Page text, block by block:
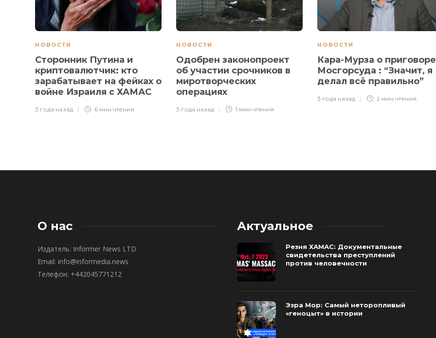
НОВОСТИ
Сторонник Путина и
криптовалютчик: кто
зарабатывает на фейках о
войне Израиля с ХАМАС
3 года назад 6 мин чтения
НОВОСТИ
Одобрен законопроект
об участии срочников в
миротворческих
операциях
3 года назад 1 мин чтения
НОВОСТИ
Кара-Мурза о приговоре
Мосгорсуда : “Значит, я
делал всё правильно”
3 года назад 2 мин чтения
О нас
Издатель: Informer News LTD
Email: info@informedia.news
Телефон: +442045771212
Актуальное
Резня ХАМАС: Документальные
свидетельства преступлений
против человечности
Эзра Мор: Самый неторопливый
«геноцыт» в истории